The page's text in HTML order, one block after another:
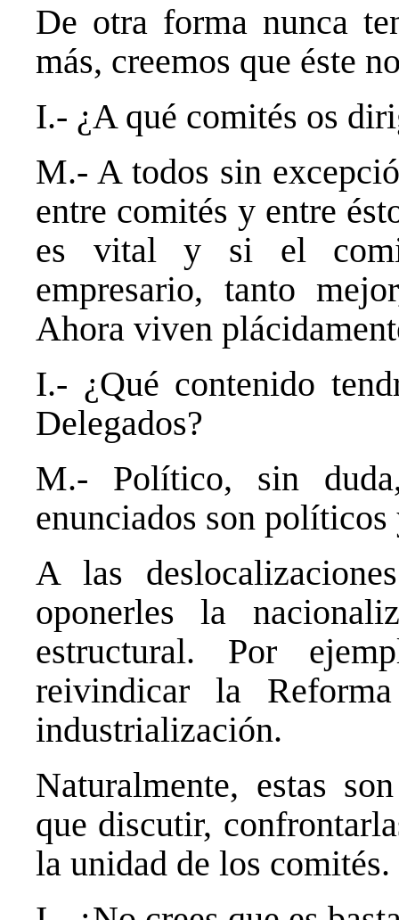
De otra forma nunca
más, creemos que éste
I.- ¿A qué comités os
M.- A todos sin
entre comités y entre
es vital y si el
empresario, tanto
Ahora viven
I.- ¿Qué contenido
Delegados?
M.- Político, sin
enunciados son
A las
oponerles la
estructural. Por
reivindicar la
industrialización.
Naturalmente, estas
que discutir,
la unidad de los comités.